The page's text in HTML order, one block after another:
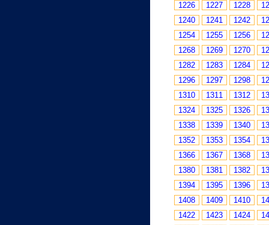
1226
1227 1228
1240
1241 1242
1254
1255 1256
1268
1269 1270
1282
1283 1284
1296
1297 1298
1310
1311 1312
1324
1325 1326
1338
1339 1340
1352
1353 1354
1366
1367 1368
1380
1381 1382
1394
1395 1396
1408
1409 1410
1422
1423 1424